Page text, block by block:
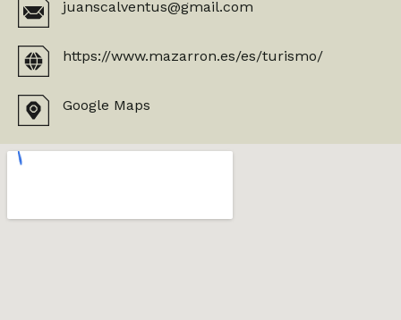
juanscalventus@gmail.com
https://www.mazarron.es/es/turismo/
Google Maps